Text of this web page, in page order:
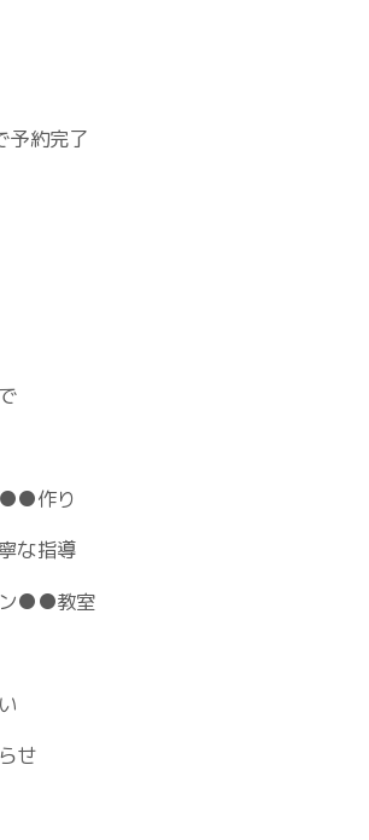
予約完了
●●作り
な指導
ン●●教室
せ